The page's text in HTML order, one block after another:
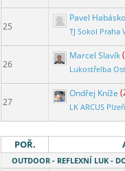
25
Pavel Habásko
TJ Sokol Praha
26
Marcel Slavík
Lukostřelba
27
Ondřej Kníže
LK ARCUS Plzeň
POŘ.
OUTDOOR - REFLEXNÍ LUK -